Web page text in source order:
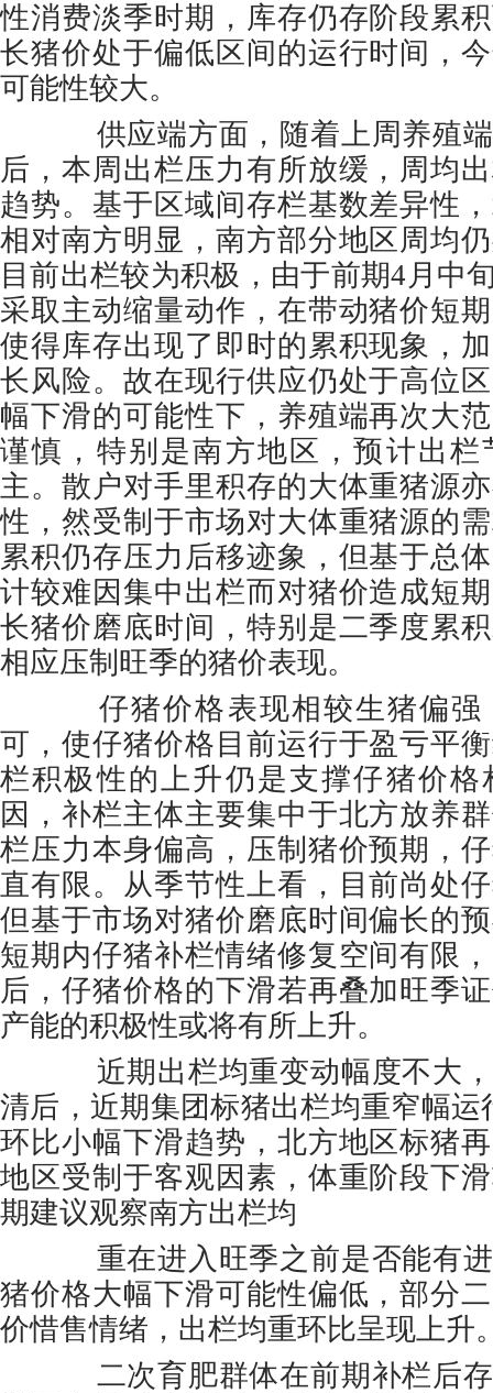
性消费淡季时期，库存仍存阶段累
长猪价处于偏低区间的运行时间，
可能性较大。
供应端方面，随着上周养殖端
后，本周出栏压力有所放缓，周均
趋势。基于区域间存栏基数差异性
相对南方明显，南方部分地区周均
目前出栏较为积极，由于前期4月中
采取主动缩量动作，在带动猪价短
使得库存出现了即时的累积现象，
长风险。故在现行供应仍处于高位
幅下滑的可能性下，养殖端再次大
谨慎，特别是南方地区，预计出栏
主。散户对手里积存的大体重猪源
性，然受制于市场对大体重猪源的
累积仍存压力后移迹象，但基于总
计较难因集中出栏而对猪价造成短
长猪价磨底时间，特别是二季度累
相应压制旺季的猪价表现。
仔猪价格表现相较生猪偏强
可，使仔猪价格目前运行于盈亏平
栏积极性的上升仍是支撑仔猪价格
因，补栏主体主要集中于北方放养
栏压力本身偏高，压制猪价预期，
直有限。从季节性上看，目前尚处
但基于市场对猪价磨底时间偏长的
短期内仔猪补栏情绪修复空间有限
后，仔猪价格的下滑若再叠加旺季
产能的积极性或将有所上升。
近期出栏均重变动幅度不大，
清后，近期集团标猪出栏均重窄幅运
环比小幅下滑趋势，北方地区标猪
地区受制于客观因素，体重阶段下
期建议观察南方出栏均
重在进入旺季之前是否能有进
猪价格大幅下滑可能性偏低，部分
价惜售情绪，出栏均重环比呈现上升
二次育肥群体在前期补栏后存